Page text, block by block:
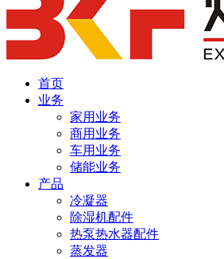
首页
业务
家用业务
商用业务
车用业务
储能业务
产品
冷凝器
除湿机配件
热泵热水器配件
蒸发器